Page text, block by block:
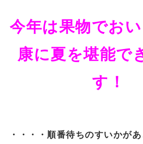
今年は果物でお
康に夏を堪能で
す！
・・・・順番待ちのすいかが